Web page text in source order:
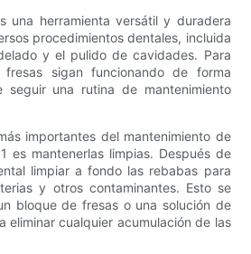
una herramienta versátil y duradera
procedimientos dentales, incluida
y el pulido de cavidades. Para
sigan funcionando de forma
seguir una rutina de mantenimiento
importantes del mantenimiento de
es mantenerlas limpias. Después de
limpiar a fondo las rebabas para
y otros contaminantes. Esto se
bloque de fresas o una solución de
eliminar cualquier acumulación de las